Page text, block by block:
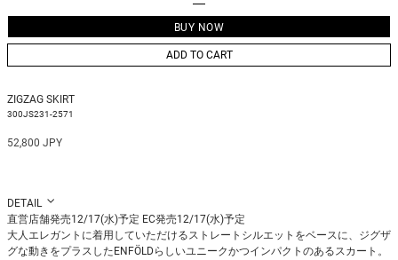
ADD TO CART
ZIGZAG SKIRT
300JS231-2571
52,800 JPY
DETAIL
直営店舗発売12/17(水)予定 EC発売12/17(水)予定
大人エレガントに着用していただけるストレートシルエットをベースに、ジグザ
グな動きをプラスしたENFÖLDらしいユニークかつインパクトのあるスカート。